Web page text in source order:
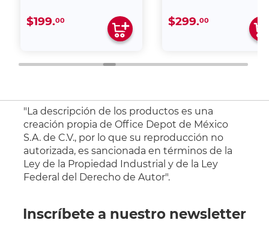
$199.00 $299.00
"La descripción de los productos es una
creación propia de Office Depot de México
S.A. de C.V., por lo que su reproducción no
autorizada, es sancionada en términos de la
Ley de la Propiedad Industrial y de la Ley
Federal del Derecho de Autor".
Inscríbete a nuestro newsletter